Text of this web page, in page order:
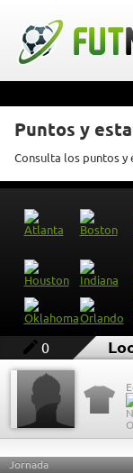
Puntos y
Consulta los puntos y
0
Jornada